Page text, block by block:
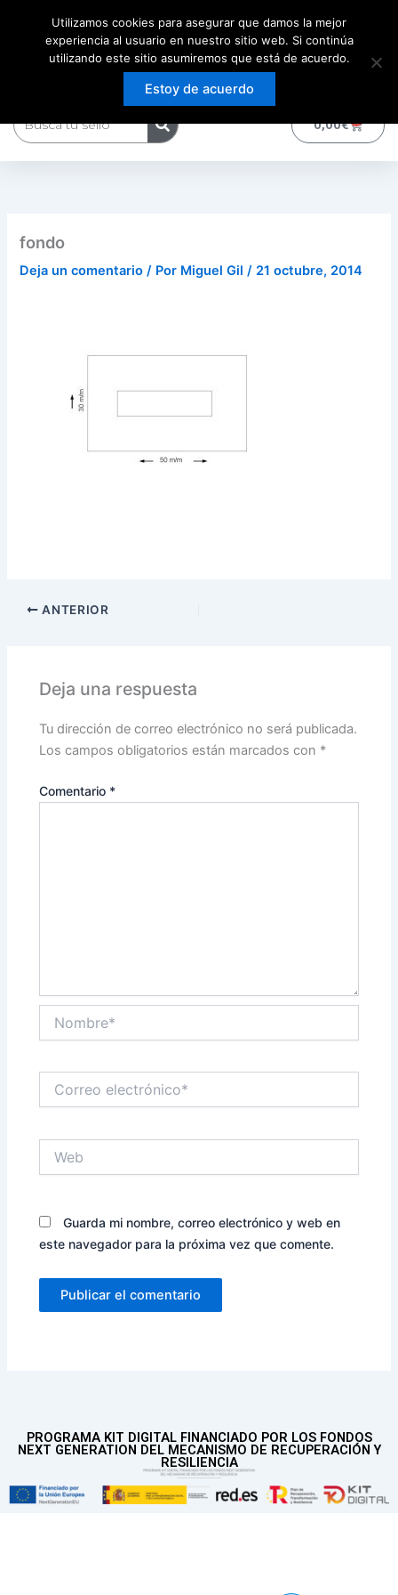
contenido
0,00€Carrito
fondo
Deja un comentario / Por Miguel Gil / 21 octubre, 2014
ANTERIOR
Deja una respuesta
Tu dirección de correo electrónico no será publicada.
Los campos obligatorios están marcados con *
Comentario *
electrónico*
Guarda mi nombre, correo electrónico y web en
este navegador para la próxima vez que comente.
PROGRAMA KIT DIGITAL FINANCIADO POR LOS FONDOS
NEXT GENERATION DEL MECANISMO DE RECUPERACIÓN Y
RESILIENCIA
Utilizamos cookies para asegurar que damos la mejor
experiencia al usuario en nuestro sitio web. Si continúa
utilizando este sitio asumiremos que está de acuerdo.
Estoy de acuerdo